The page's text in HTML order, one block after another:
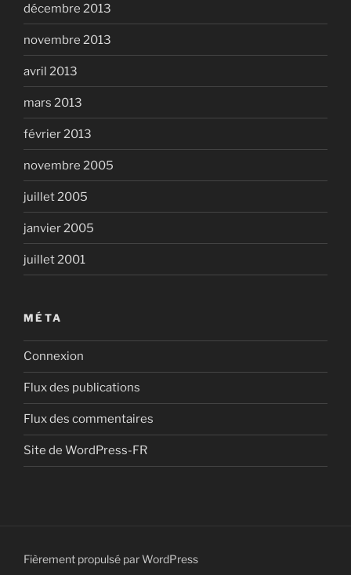
décembre 2013
novembre 2013
avril 2013
mars 2013
février 2013
novembre 2005
juillet 2005
janvier 2005
juillet 2001
MÉTA
Connexion
Flux des publications
Flux des commentaires
Site de WordPress-FR
Fièrement propulsé par WordPress